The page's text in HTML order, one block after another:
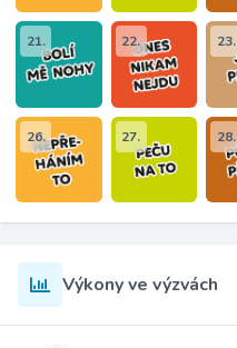
21. 22. 23.
26. 27. 28.
Výkony ve výzvách